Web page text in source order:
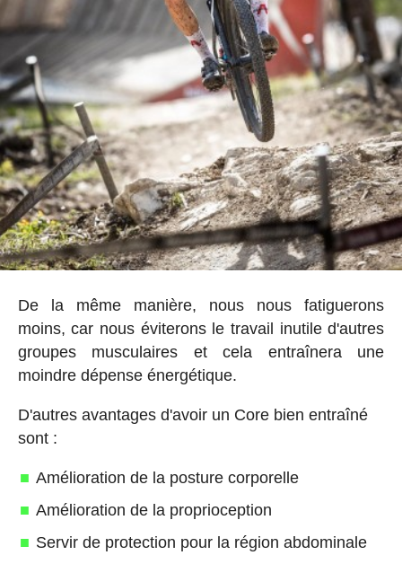
De la même manière, nous nous fatiguerons
moins, car nous éviterons le travail inutile d'autres
groupes musculaires et cela entraînera une
moindre dépense énergétique.
D'autres avantages d'avoir un Core bien entraîné
sont :
Amélioration de la posture corporelle
Amélioration de la proprioception
Servir de protection pour la région abdominale